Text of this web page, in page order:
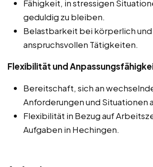
Fähigkeit, in stressigen
geduldig zu bleiben.
Belastbarkeit bei körperlich
anspruchsvollen Tätigkeiten.
Flexibilität und
Bereitschaft, sich an
Anforderungen und Situationen
Flexibilität in Bezug auf
Aufgaben in Hechingen.